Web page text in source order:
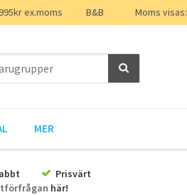
ex.moms B&B Moms visas:
MER
Prisvärt
här!